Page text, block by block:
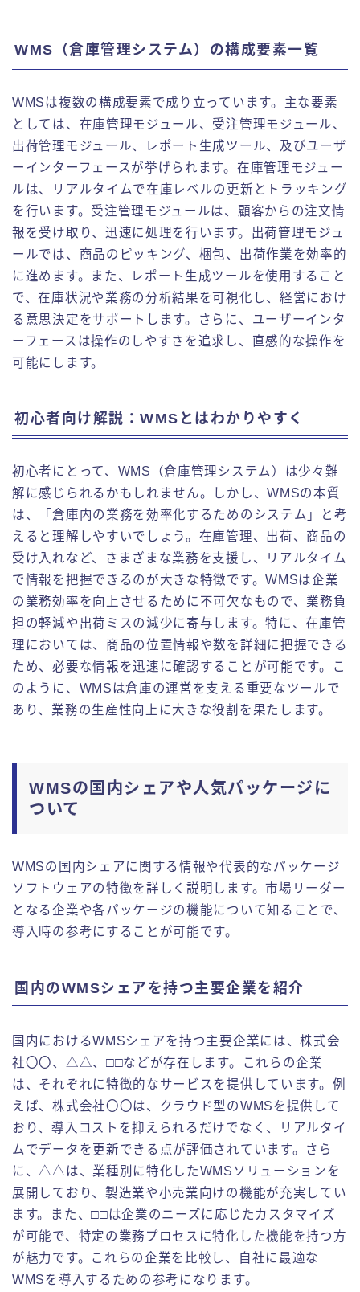
WMS（倉庫管理システム）の構成要素一覧
WMSは複数の構成要素で成り立っています。主な要素
としては、在庫管理モジュール、受注管理モジュール、
出荷管理モジュール、レポート生成ツール、及びユーザ
ーインターフェースが挙げられます。在庫管理モジュー
ルは、リアルタイムで在庫レベルの更新とトラッキング
を行います。受注管理モジュールは、顧客からの注文情
報を受け取り、迅速に処理を行います。出荷管理モジュ
ールでは、商品のピッキング、梱包、出荷作業を効率的
に進めます。また、レポート生成ツールを使用すること
で、在庫状況や業務の分析結果を可視化し、経営におけ
る意思決定をサポートします。さらに、ユーザーインタ
ーフェースは操作のしやすさを追求し、直感的な操作を
可能にします。
初心者向け解説：WMSとはわかりやすく
初心者にとって、WMS（倉庫管理システム）は少々難
解に感じられるかもしれません。しかし、WMSの本質
は、「倉庫内の業務を効率化するためのシステム」と考
えると理解しやすいでしょう。在庫管理、出荷、商品の
受け入れなど、さまざまな業務を支援し、リアルタイム
で情報を把握できるのが大きな特徴です。WMSは企業
の業務効率を向上させるために不可欠なもので、業務負
担の軽減や出荷ミスの減少に寄与します。特に、在庫管
理においては、商品の位置情報や数を詳細に把握できる
ため、必要な情報を迅速に確認することが可能です。こ
のように、WMSは倉庫の運営を支える重要なツールで
あり、業務の生産性向上に大きな役割を果たします。
WMSの国内シェアや人気パッケージに
ついて
WMSの国内シェアに関する情報や代表的なパッケージ
ソフトウェアの特徴を詳しく説明します。市場リーダー
となる企業や各パッケージの機能について知ることで、
導入時の参考にすることが可能です。
国内のWMSシェアを持つ主要企業を紹介
国内におけるWMSシェアを持つ主要企業には、株式会
社〇〇、△△、□□などが存在します。これらの企業
は、それぞれに特徴的なサービスを提供しています。例
えば、株式会社〇〇は、クラウド型のWMSを提供して
おり、導入コストを抑えられるだけでなく、リアルタイ
ムでデータを更新できる点が評価されています。さら
に、△△は、業種別に特化したWMSソリューションを
展開しており、製造業や小売業向けの機能が充実してい
ます。また、□□は企業のニーズに応じたカスタマイズ
が可能で、特定の業務プロセスに特化した機能を持つ方
が魅力です。これらの企業を比較し、自社に最適な
WMSを導入するための参考になります。